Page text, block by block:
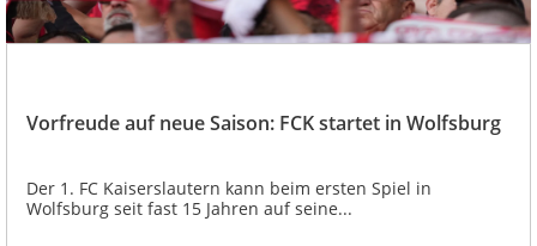
Vorfreude auf neue Saison: FCK startet in Wolfsburg
Der 1. FC Kaiserslautern kann beim ersten Spiel in
Wolfsburg seit fast 15 Jahren auf seine...